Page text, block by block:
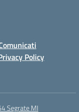
Policy
Segrate MI